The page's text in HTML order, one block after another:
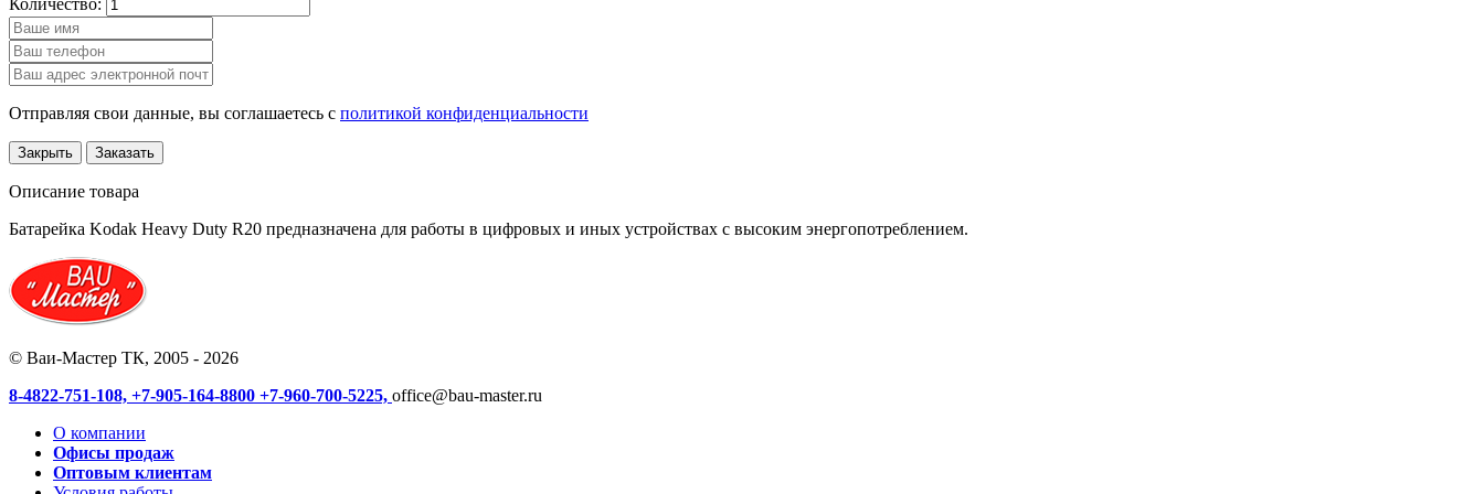
Отправляя свои данные, вы соглашаетесь с политикой конфиденциальности
Закрыть Заказать
Описание товара
Батарейка Kodak Heavy Duty R20 предназначена для работы в цифровых и иных устройствах с высоким энергопотреблением.
© Ваи-Мастер ТК, 2005 - 2026
8-4822-751-108, +7-905-164-8800 +7-960-700-5225, office@bau-master.ru
О компании
Офисы продаж
Оптовым клиентам